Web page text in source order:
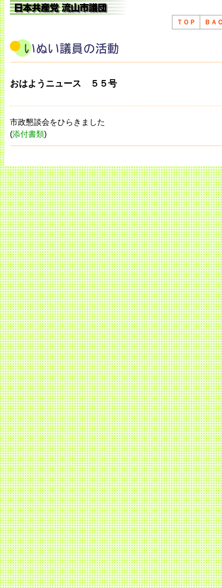
ＴＯＰ ＢＡ
おはようニュース ５５号
市政懇談会をひらきました
(添付書類)